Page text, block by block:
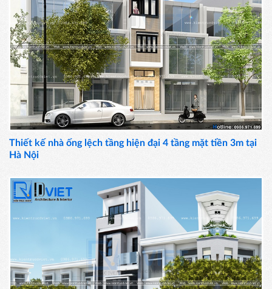
Thiết kế nhà ống lệch tầng hiện đại 4 tầng mặt tiền 3m tại
Hà Nội